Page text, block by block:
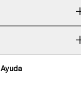
Ayuda